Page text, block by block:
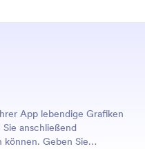
App lebendige Grafiken
anschließend
Geben Sie